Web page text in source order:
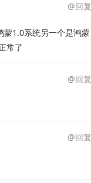
@回复
蒙1.0系统另一个是鸿蒙
常了
@回复
@回复